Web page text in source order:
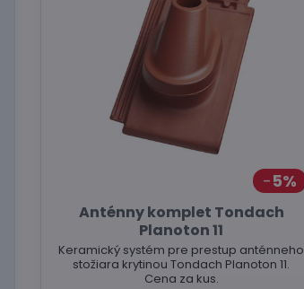
5%
Anténny komplet Tondach
Planoton 11
Keramický systém pre prestup anténneho
stožiara krytinou Tondach Planoton 11.
Cena za kus.